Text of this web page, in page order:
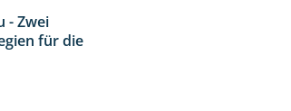
4:27
- Zwei
für die